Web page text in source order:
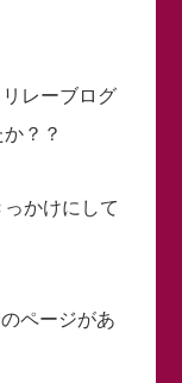
レーブログ
？？
かけにして
ページがあ